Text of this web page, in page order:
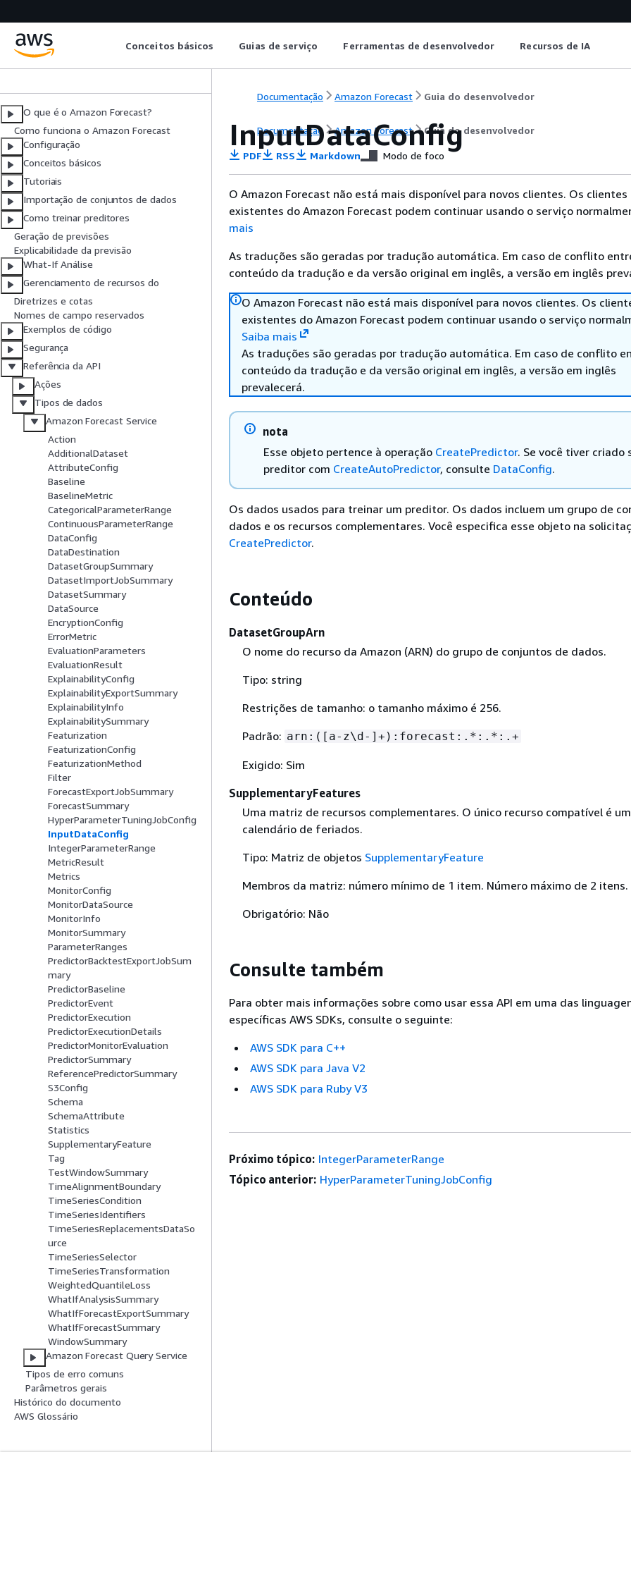
Conceitos básicos Guias de serviço Ferramentas de desenvolvedor Recursos de IA
Amazon Forecast
O que é o Amazon Forecast?
Como funciona o Amazon Forecast
Configuração
Conceitos básicos
Tutoriais
Importação de conjuntos de dados
Como treinar preditores
Geração de previsões
Explicabilidade da previsão
What-If Análise
Gerenciamento de recursos do
Diretrizes e cotas
Nomes de campo reservados
Exemplos de código
Segurança
Referência da API
Ações
Tipos de dados
Amazon Forecast Service
Action
AdditionalDataset
AttributeConfig
Baseline
BaselineMetric
CategoricalParameterRange
ContinuousParameterRange
DataConfig
DataDestination
DatasetGroupSummary
DatasetImportJobSummary
DatasetSummary
DataSource
EncryptionConfig
ErrorMetric
EvaluationParameters
EvaluationResult
ExplainabilityConfig
ExplainabilityExportSummary
ExplainabilityInfo
ExplainabilitySummary
Featurization
FeaturizationConfig
FeaturizationMethod
Filter
ForecastExportJobSummary
ForecastSummary
HyperParameterTuningJobConfig
InputDataConfig
IntegerParameterRange
MetricResult
Metrics
MonitorConfig
MonitorDataSource
MonitorInfo
MonitorSummary
ParameterRanges
PredictorBacktestExportJobSum
mary
PredictorBaseline
PredictorEvent
PredictorExecution
PredictorExecutionDetails
PredictorMonitorEvaluation
PredictorSummary
ReferencePredictorSummary
S3Config
Schema
SchemaAttribute
Statistics
SupplementaryFeature
Tag
TestWindowSummary
TimeAlignmentBoundary
TimeSeriesCondition
TimeSeriesIdentifiers
TimeSeriesReplacementsDataSo
urce
TimeSeriesSelector
TimeSeriesTransformation
WeightedQuantileLoss
WhatIfAnalysisSummary
WhatIfForecastExportSummary
WhatIfForecastSummary
WindowSummary
Amazon Forecast Query Service
Tipos de erro comuns
Parâmetros gerais
Histórico do documento
AWS Glossário
Documentação Amazon Forecast Guia do desenvolvedor
Documentação Amazon Forecast Guia do desenvolvedor
InputDataConfig
PDF RSS Markdown Modo de foco
O Amazon Forecast não está mais disponível para novos clientes. Os clientes
existentes do Amazon Forecast podem continuar usando o serviço
mais
As traduções são geradas por tradução automática. Em caso de conflito
conteúdo da tradução e da versão original em inglês, a versão em inglês
O Amazon Forecast não está mais disponível para novos clientes. Os
existentes do Amazon Forecast podem continuar usando o serviço
Saiba mais
As traduções são geradas por tradução automática. Em caso de conflito
conteúdo da tradução e da versão original em inglês, a versão em inglês
prevalecerá.
nota
Esse objeto pertence à operação CreatePredictor. Se você tiver criado
preditor com CreateAutoPredictor, consulte DataConfig.
Os dados usados para treinar um preditor. Os dados incluem um grupo de
dados e os recursos complementares. Você especifica esse objeto na
CreatePredictor.
Conteúdo
DatasetGroupArn
O nome do recurso da Amazon (ARN) do grupo de conjuntos de dados.
Tipo: string
Restrições de tamanho: o tamanho máximo é 256.
Padrão: arn:([a-z\d-]+):forecast:.*:.*:.+
Exigido: Sim
SupplementaryFeatures
Uma matriz de recursos complementares. O único recurso compatível é um
calendário de feriados.
Tipo: Matriz de objetos SupplementaryFeature
Membros da matriz: número mínimo de 1 item. Número máximo de 2 itens.
Obrigatório: Não
Consulte também
Para obter mais informações sobre como usar essa API em uma das
específicas AWS SDKs, consulte o seguinte:
AWS SDK para C++
AWS SDK para Java V2
AWS SDK para Ruby V3
Próximo tópico: IntegerParameterRange
Tópico anterior: HyperParameterTuningJobConfig